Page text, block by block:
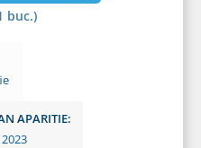
buc.)
APARITIE:
2023